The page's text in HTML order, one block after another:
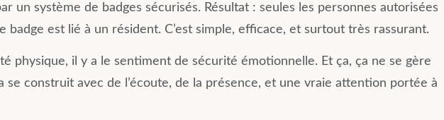
un système de badges sécurisés. Résultat : seules les personnes autorisées
badge est lié à un résident. C’est simple, efficace, et surtout très rassurant.
physique, il y a le sentiment de sécurité émotionnelle. Et ça, ça ne se gère
se construit avec de l’écoute, de la présence, et une vraie attention portée à